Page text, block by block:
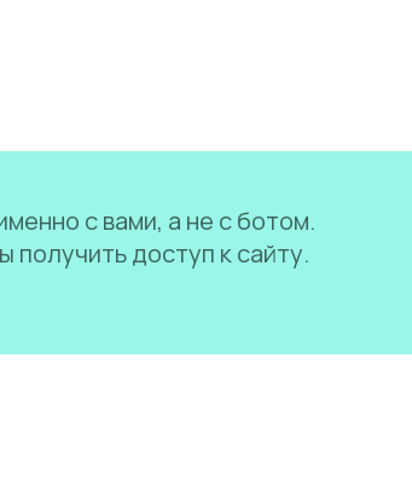
с вами, а не с ботом.
получить доступ к сайту.